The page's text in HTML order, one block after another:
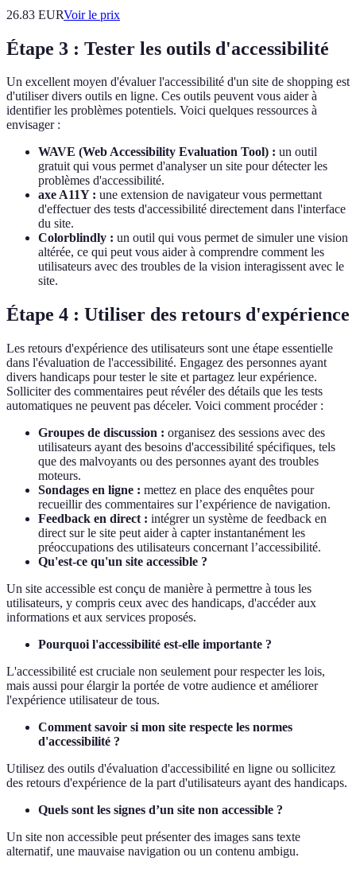
26.83 EURVoir le prix
Étape 3 : Tester les outils d'accessibilité
Un excellent moyen d'évaluer l'accessibilité d'un site de shopping est
d'utiliser divers outils en ligne. Ces outils peuvent vous aider à
identifier les problèmes potentiels. Voici quelques ressources à
envisager :
WAVE (Web Accessibility Evaluation Tool) : un outil
gratuit qui vous permet d'analyser un site pour détecter les
problèmes d'accessibilité.
axe A11Y : une extension de navigateur vous permettant
d'effectuer des tests d'accessibilité directement dans l'interface
du site.
Colorblindly : un outil qui vous permet de simuler une vision
altérée, ce qui peut vous aider à comprendre comment les
utilisateurs avec des troubles de la vision interagissent avec le
site.
Étape 4 : Utiliser des retours d'expérience
Les retours d'expérience des utilisateurs sont une étape essentielle
dans l'évaluation de l'accessibilité. Engagez des personnes ayant
divers handicaps pour tester le site et partagez leur expérience.
Solliciter des commentaires peut révéler des détails que les tests
automatiques ne peuvent pas déceler. Voici comment procéder :
Groupes de discussion : organisez des sessions avec des
utilisateurs ayant des besoins d'accessibilité spécifiques, tels
que des malvoyants ou des personnes ayant des troubles
moteurs.
Sondages en ligne : mettez en place des enquêtes pour
recueillir des commentaires sur l’expérience de navigation.
Feedback en direct : intégrer un système de feedback en
direct sur le site peut aider à capter instantanément les
préoccupations des utilisateurs concernant l’accessibilité.
Qu'est-ce qu'un site accessible ?
Un site accessible est conçu de manière à permettre à tous les
utilisateurs, y compris ceux avec des handicaps, d'accéder aux
informations et aux services proposés.
Pourquoi l'accessibilité est-elle importante ?
L'accessibilité est cruciale non seulement pour respecter les lois,
mais aussi pour élargir la portée de votre audience et améliorer
l'expérience utilisateur de tous.
Comment savoir si mon site respecte les normes
d'accessibilité ?
Utilisez des outils d'évaluation d'accessibilité en ligne ou sollicitez
des retours d'expérience de la part d'utilisateurs ayant des handicaps.
Quels sont les signes d’un site non accessible ?
Un site non accessible peut présenter des images sans texte
alternatif, une mauvaise navigation ou un contenu ambigu.